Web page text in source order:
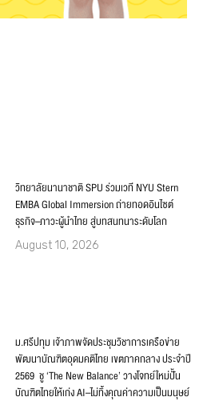
วิทยาลัยนานาชาติ SPU ร่วมเวที NYU Stern
EMBA Global Immersion ถ่ายทอดอินไซต์
ธุรกิจ–ภาวะผู้นำไทย สู่บทสนทนาระดับโลก
August 10, 2026
ม.ศรีปทุม เจ้าภาพจัดประชุมวิชาการเครือข่าย
พัฒนาบัณฑิตอุดมคติไทย เขตภาคกลาง ประจำปี
2569 ชู ‘The New Balance’ วางโจทย์ใหม่ปั้น
บัณฑิตไทยให้เก่ง AI–ไม่ทิ้งคุณค่าความเป็นมนุษย์